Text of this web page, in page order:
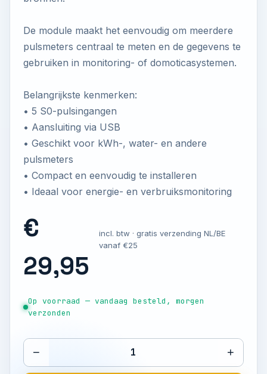
De module maakt het eenvoudig om meerdere
pulsmeters centraal te meten en de gegevens te
gebruiken in monitoring- of domoticasystemen.
Belangrijkste kenmerken:
• 5 S0-pulsingangen
• Aansluiting via USB
• Geschikt voor kWh-, water- en andere
pulsmeters
• Compact en eenvoudig te installeren
• Ideaal voor energie- en verbruiksmonitoring
€
29,95
incl. btw · gratis verzending NL/BE
vanaf €25
Op voorraad — vandaag besteld, morgen
verzonden
− 1 +